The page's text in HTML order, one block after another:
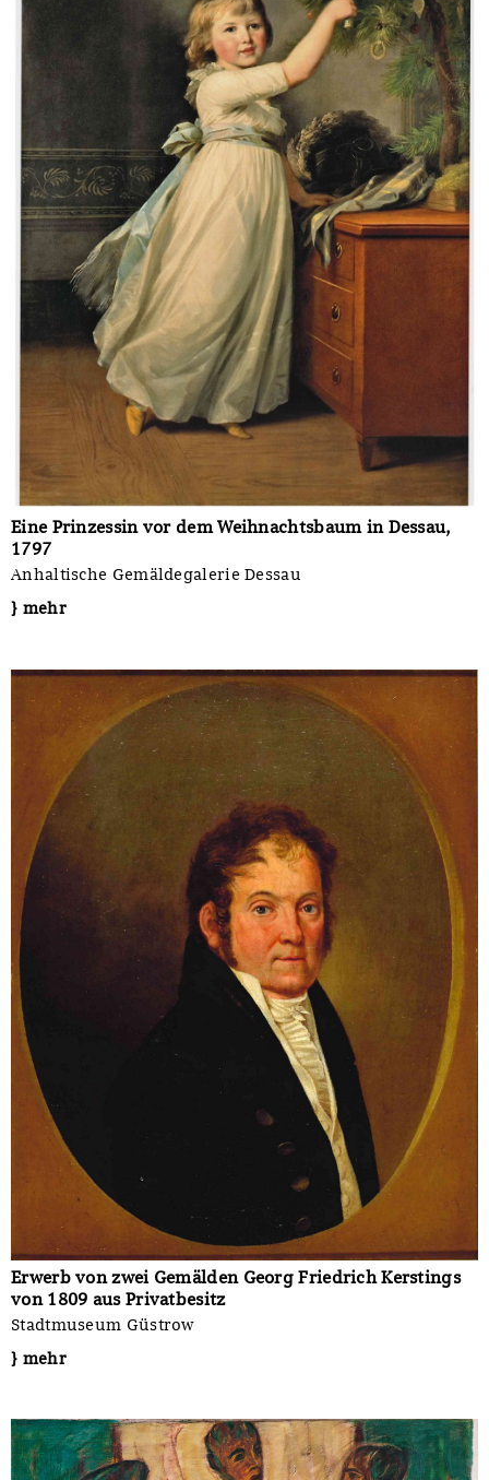
Eine Prinzessin vor dem Weihnachtsbaum in Dessau,
1797
Anhaltische Gemäldegalerie Dessau
} mehr
Erwerb von zwei Gemälden Georg Friedrich Kerstings
von 1809 aus Privatbesitz
Stadtmuseum Güstrow
} mehr